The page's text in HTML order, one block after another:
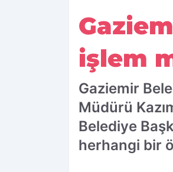
işlem
Gaziemir
Müdürü
Belediye
herhangi bir